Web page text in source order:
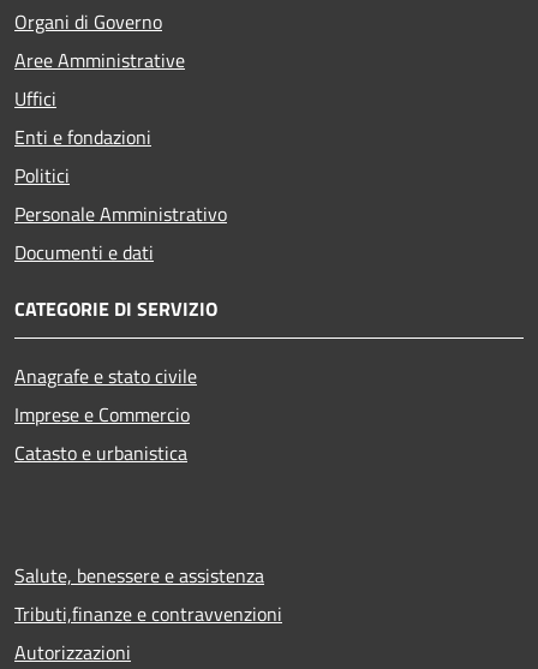
Organi di Governo
Aree Amministrative
Uffici
Enti e fondazioni
Politici
Personale Amministrativo
Documenti e dati
CATEGORIE DI SERVIZIO
Anagrafe e stato civile
Imprese e Commercio
Catasto e urbanistica
Salute, benessere e assistenza
Tributi,finanze e contravvenzioni
Autorizzazioni